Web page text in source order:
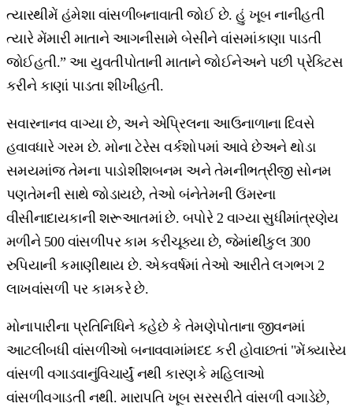
ત્યારથીમેં હંમેશા વાંસળીબનાવાતી જોઈ છે. હું ખૂબ નાનીહતી
ત્યારે મેંમારી માતાને આગનીસામે બેસીને વાંસમાંકાણા પાડતી
જોઈહતી.” આ યુવતીપોતાની માતાને જોઈનેઅને પછી પ્રેક્ટિસ
કરીને કાણાં પાડતા શીખીહતી.
સવારનાનવ વાગ્યા છે, અને એપ્રિલના આઉનાળાના દિવસે
હવાવધારે ગરમ છે. મોના ટેરેસ વર્કશોપમાં આવે છેઅને થોડા
સમયમાંજ તેમના પાડોશીશબનમ અને તેમનીભત્રીજી સોનમ
પણતેમની સાથે જોડાયછે, તેઓ બંનેતેમની ઉંમરના
વીસીનાદાયકાની શરૂઆતમાં છે. બપોરે 2 વાગ્યા સુધીમાંત્રણેય
મળીને 500 વાંસળીપર કામ કરીચૂક્યા છે, જેમાંથીકુલ 300
રુપિયાની કમાણીથાય છે. એકવર્ષમાં તેઓ આરીતે લગભગ 2
લાખવાંસળી પર કામકરે છે.
મોનાપારીના પ્રતિનિધિને કહેછે કે તેમણેપોતાના જીવનમાં
આટલીબધી વાંસળીઓ બનાવવામાંમદદ કરી હોવાછતાં "મેંક્યારેય
વાંસળી વગાડવાનુંવિચાર્યું નથી કારણકે મહિલાઓ
વાંસળીવગાડતી નથી. મારાપતિ ખૂબ સરસરીતે વાંસળી વગાડેછે,